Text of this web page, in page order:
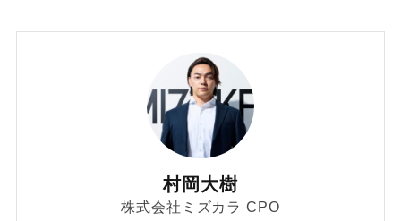
村岡大樹
株式会社ミズカラ CPO